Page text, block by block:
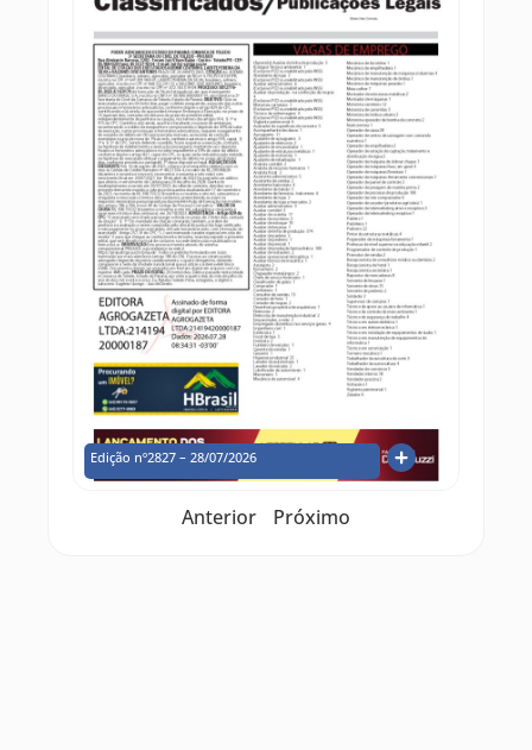
Edição nº2827 – 28/07/2026
Anterior Próximo